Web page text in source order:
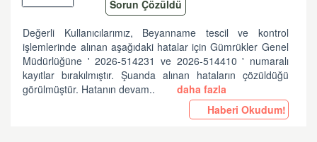
Sorun Çözüldü
Değerli Kullanıcılarımız, Beyanname tescil ve kontrol
işlemlerinde alınan aşağıdaki hatalar için Gümrükler Genel
Müdürlüğüne ' 2026-514231 ve 2026-514410 ' numaralı
kayıtlar bırakılmıştır. Şuanda alınan hataların çözüldüğü
görülmüştür. Hatanın devam..
daha fazla
Haberi Okudum!